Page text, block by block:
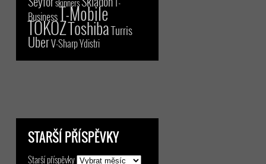
BusinessT-Mobile
TOKOZToshibaTurris
UberV-SharpYdistri
STARŠÍ PŘÍSPĚVKY
Starší příspěvky